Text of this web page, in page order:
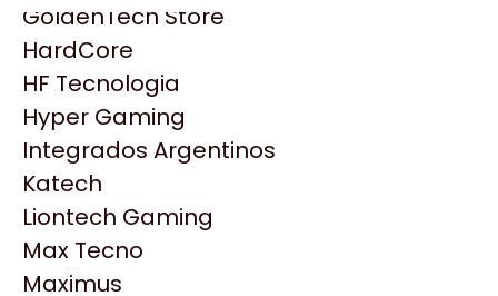
HP
HyperX
INNO3D
Intel
Kingston
Lenovo
Logitech
MSI
GoldenTech Store
HardCore
HF Tecnologia
Hyper Gaming
Integrados Argentinos
Katech
Liontech Gaming
Max Tecno
Maximus